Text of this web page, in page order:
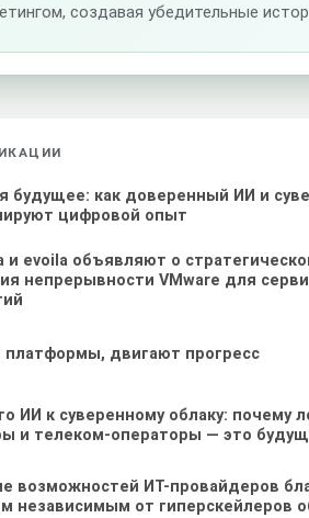
создавая убедительные
будущее: как доверенный ИИ и
цифровой опыт
и evoila объявляют о
непрерывности VMware для
двигают прогресс
ИИ к суверенному облаку: почему
и телеком-операторы — это
возможностей ИТ-провайдеров
независимым от гиперскейлеров